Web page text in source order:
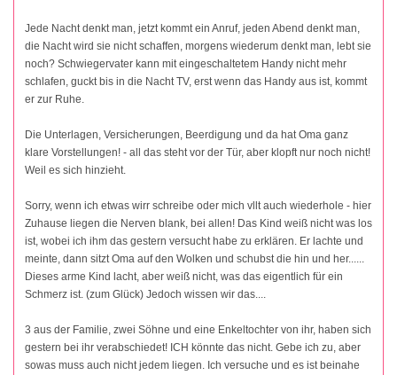
Jede Nacht denkt man, jetzt kommt ein Anruf, jeden Abend denkt man,
die Nacht wird sie nicht schaffen, morgens wiederum denkt man, lebt sie
noch? Schwiegervater kann mit eingeschaltetem Handy nicht mehr
schlafen, guckt bis in die Nacht TV, erst wenn das Handy aus ist, kommt
er zur Ruhe.
Die Unterlagen, Versicherungen, Beerdigung und da hat Oma ganz
klare Vorstellungen! - all das steht vor der Tür, aber klopft nur noch nicht!
Weil es sich hinzieht.
Sorry, wenn ich etwas wirr schreibe oder mich vllt auch wiederhole - hier
Zuhause liegen die Nerven blank, bei allen! Das Kind weiß nicht was los
ist, wobei ich ihm das gestern versucht habe zu erklären. Er lachte und
meinte, dann sitzt Oma auf den Wolken und schubst die hin und her......
Dieses arme Kind lacht, aber weiß nicht, was das eigentlich für ein
Schmerz ist. (zum Glück) Jedoch wissen wir das....
3 aus der Familie, zwei Söhne und eine Enkeltochter von ihr, haben sich
gestern bei ihr verabschiedet! ICH könnte das nicht. Gebe ich zu, aber
sowas muss auch nicht jedem liegen. Ich versuche und es ist beinahe